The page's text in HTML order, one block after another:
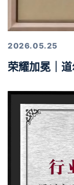
2026.05.25
荣耀加冕｜